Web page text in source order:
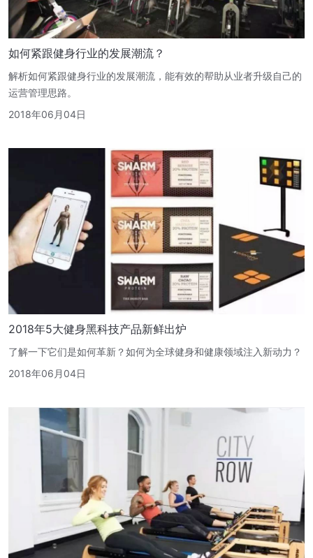
如何紧跟健身行业的发展潮流？
解析如何紧跟健身行业的发展潮流，能有效的帮助从业者升级自己的
运营管理思路。
2018年06月04日
2018年5大健身黑科技产品新鲜出炉
了解一下它们是如何革新？如何为全球健身和健康领域注入新动力？
2018年06月04日